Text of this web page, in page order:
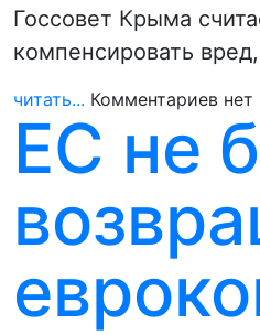
Госсовет Крыма
компенсировать
читать... Комментариев нет
ЕС не